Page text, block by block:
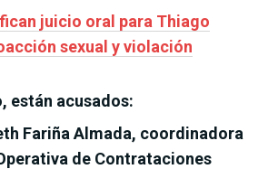
juicio oral para Thiago
sexual y violación
están acusados:
Fariña Almada, coordinadora
de Contrataciones